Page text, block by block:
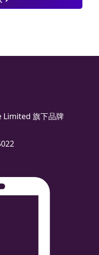
旗下品牌